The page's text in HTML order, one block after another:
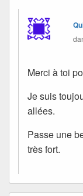
Merci à toi
Je suis
allées.
Passe une
très fort.